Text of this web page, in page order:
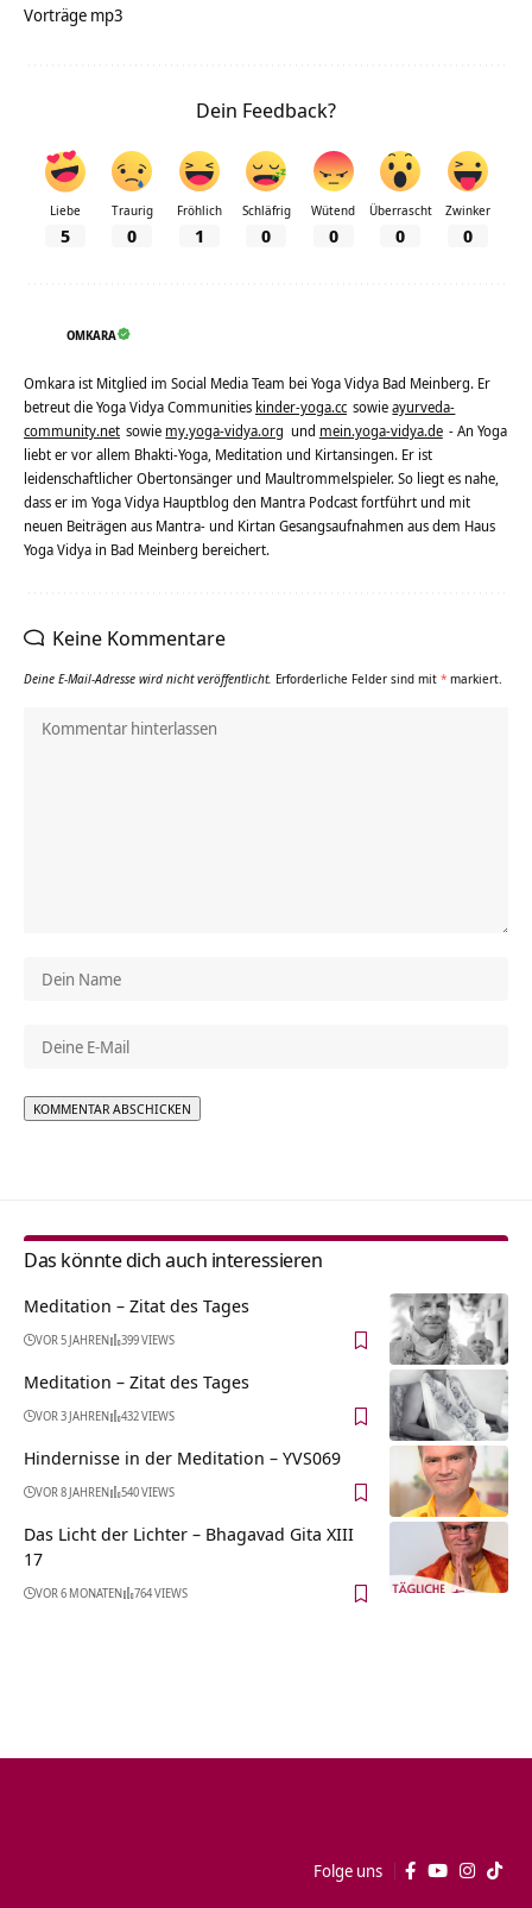
Vorträge mp3
Dein Feedback?
Liebe
5
Traurig
0
Fröhlich
1
Schläfrig
0
Wütend
0
Überrascht
0
Zwinker
0
OMKARA
Omkara ist Mitglied im Social Media Team bei Yoga Vidya Bad Meinberg. Er
betreut die Yoga Vidya Communities kinder-yoga.cc sowieayurveda-
community.net sowie my.yoga-vidya.org und mein.yoga-vidya.de - An Yoga
liebt er vor allem Bhakti-Yoga, Meditation und Kirtansingen. Er ist
leidenschaftlicher Obertonsänger und Maultrommelspieler. So liegt es nahe,
dass er im Yoga Vidya Hauptblog den Mantra Podcast fortführt und mit
neuen Beiträgen aus Mantra- und Kirtan Gesangsaufnahmen aus dem Haus
Yoga Vidya in Bad Meinberg bereichert.
Keine Kommentare
Deine E-Mail-Adresse wird nicht veröffentlicht. Erforderliche Felder sind mit * markiert.
Das könnte dich auch interessieren
Meditation – Zitat des Tages
VOR 5 JAHREN 399 VIEWS
Meditation – Zitat des Tages
VOR 3 JAHREN 432 VIEWS
Hindernisse in der Meditation – YVS069
VOR 8 JAHREN 540 VIEWS
Das Licht der Lichter – Bhagavad Gita XIII
17
VOR 6 MONATEN 764 VIEWS
Folge uns